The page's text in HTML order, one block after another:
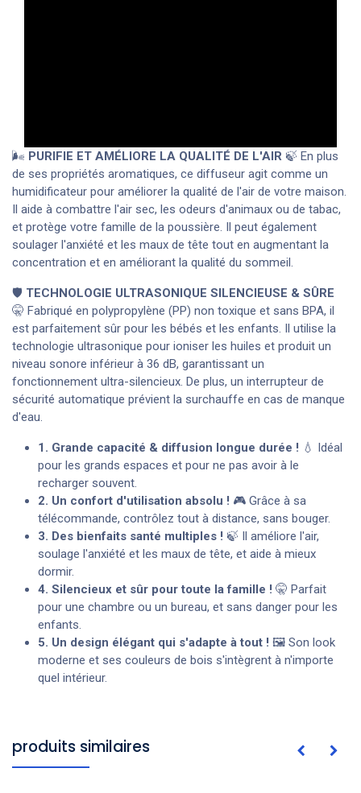
🌬️ PURIFIE ET AMÉLIORE LA QUALITÉ DE L'AIR 🍃 En plus
de ses propriétés aromatiques, ce diffuseur agit comme un
humidificateur pour améliorer la qualité de l'air de votre maison.
Il aide à combattre l'air sec, les odeurs d'animaux ou de tabac,
et protège votre famille de la poussière. Il peut également
soulager l'anxiété et les maux de tête tout en augmentant la
concentration et en améliorant la qualité du sommeil.
🛡️ TECHNOLOGIE ULTRASONIQUE SILENCIEUSE & SÛRE
🤫 Fabriqué en polypropylène (PP) non toxique et sans BPA, il
est parfaitement sûr pour les bébés et les enfants. Il utilise la
technologie ultrasonique pour ioniser les huiles et produit un
niveau sonore inférieur à 36 dB, garantissant un
fonctionnement ultra-silencieux. De plus, un interrupteur de
sécurité automatique prévient la surchauffe en cas de manque
d'eau.
1. Grande capacité & diffusion longue durée ! 💧 Idéal
pour les grands espaces et pour ne pas avoir à le
recharger souvent.
2. Un confort d'utilisation absolu ! 🎮 Grâce à sa
télécommande, contrôlez tout à distance, sans bouger.
3. Des bienfaits santé multiples ! 🍃 Il améliore l'air,
soulage l'anxiété et les maux de tête, et aide à mieux
dormir.
4. Silencieux et sûr pour toute la famille ! 🤫 Parfait
pour une chambre ou un bureau, et sans danger pour les
enfants.
5. Un design élégant qui s'adapte à tout ! 🖼️ Son look
moderne et ses couleurs de bois s'intègrent à n'importe
quel intérieur.
produits similaires